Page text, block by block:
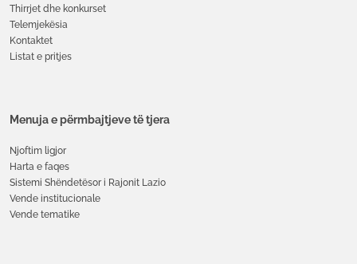
Thirrjet dhe konkurset
Telemjekësia
Kontaktet
Listat e pritjes
Menuja e përmbajtjeve të tjera
Njoftim ligjor
Harta e faqes
Sistemi Shëndetësor i Rajonit Lazio
Vende institucionale
Vende tematike